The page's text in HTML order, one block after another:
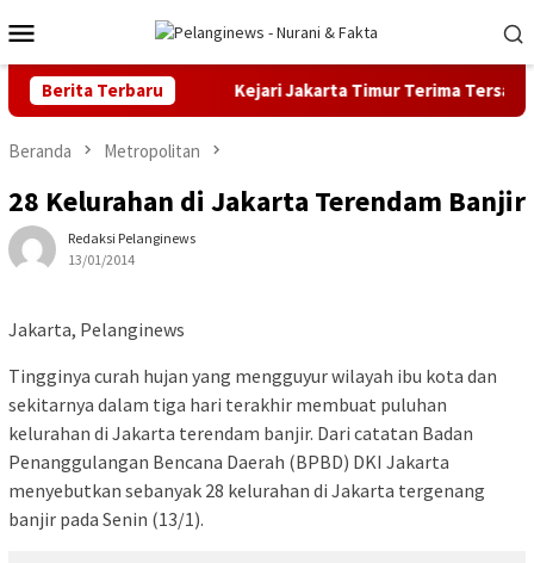
ke
kontenMobile
Berita Terbaru
di Malaysia Kejari Jakarta Timur Terima Tersangka
Beranda Metropolitan
28 Kelurahan di Jakarta Terendam Banjir
Redaksi Pelanginews
13/01/2014
Jakarta, Pelanginews
Tingginya curah hujan yang mengguyur wilayah ibu kota dan
sekitarnya dalam tiga hari terakhir membuat puluhan
kelurahan di Jakarta terendam banjir. Dari catatan Badan
Penanggulangan Bencana Daerah (BPBD) DKI Jakarta
menyebutkan sebanyak 28 kelurahan di Jakarta tergenang
banjir pada Senin (13/1).